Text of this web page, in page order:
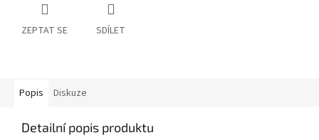
ZEPTAT SE SDÍLET
Popis Diskuze
Detailní popis produktu